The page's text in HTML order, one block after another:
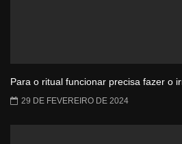
Para o ritual funcionar precisa fazer o
29 DE FEVEREIRO DE 2024